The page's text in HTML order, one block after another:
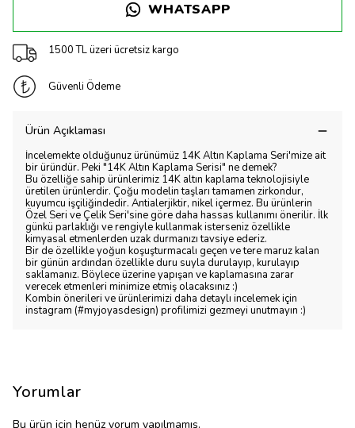
WHATSAPP
1500 TL üzeri ücretsiz kargo
Güvenli Ödeme
Ürün Açıklaması
İncelemekte olduğunuz ürünümüz 14K Altın Kaplama Seri'mize ait
bir üründür. Peki "14K Altın Kaplama Serisi" ne demek?
Bu özelliğe sahip ürünlerimiz 14K altın kaplama teknolojisiyle
üretilen ürünlerdir. Çoğu modelin taşları tamamen zirkondur,
kuyumcu işçiliğindedir. Antialerjiktir, nikel içermez. Bu ürünlerin
Özel Seri ve Çelik Seri'sine göre daha hassas kullanımı önerilir. İlk
günkü parlaklığı ve rengiyle kullanmak isterseniz özellikle
kimyasal etmenlerden uzak durmanızı tavsiye ederiz.
Bir de özellikle yoğun koşuşturmacalı geçen ve tere maruz kalan
bir günün ardından özellikle duru suyla durulayıp, kurulayıp
saklamanız. Böylece üzerine yapışan ve kaplamasına zarar
verecek etmenleri minimize etmiş olacaksınız :)
Kombin önerileri ve ürünlerimizi daha detaylı incelemek için
instagram (#myjoyasdesign) profilimizi gezmeyi unutmayın :)
Yorumlar
Bu ürün için henüz yorum yapılmamış.